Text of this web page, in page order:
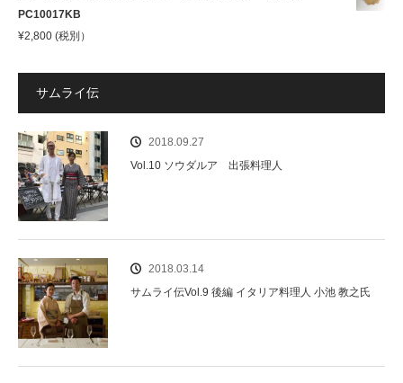
PC10017KB
¥2,800 (税別）
サムライ伝
2018.09.27
Vol.10 ソウダルア 出張料理人
2018.03.14
サムライ伝Vol.9 後編 イタリア料理人 小池 教之氏